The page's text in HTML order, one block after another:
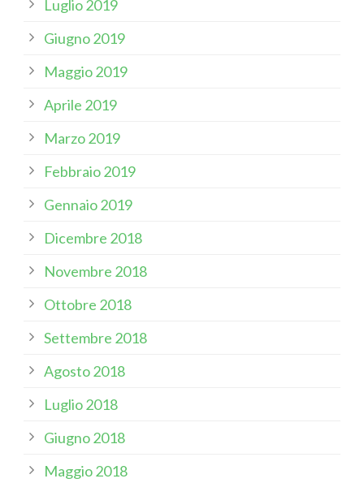
Luglio 2019
Giugno 2019
Maggio 2019
Aprile 2019
Marzo 2019
Febbraio 2019
Gennaio 2019
Dicembre 2018
Novembre 2018
Ottobre 2018
Settembre 2018
Agosto 2018
Luglio 2018
Giugno 2018
Maggio 2018